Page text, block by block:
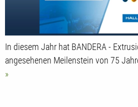
In diesem Jahr hat BANDERA -
angesehenen Meilenstein von 75